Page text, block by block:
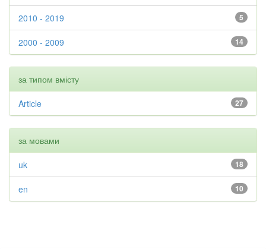
5
2010 - 2019
14
2000 - 2009
за типом вмісту
27
Article
за мовами
18
uk
10
en